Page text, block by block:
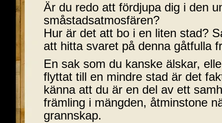
Är du redo att fördjupa dig i den
småstadsatmosfären?
Hur är det att bo i en liten stad?
att hitta svaret på denna gåtfulla
En sak som du kanske älskar,
flyttat till en mindre stad är det
känna att du är en del av ett
främling i mängden, åtminstone
grannskap.